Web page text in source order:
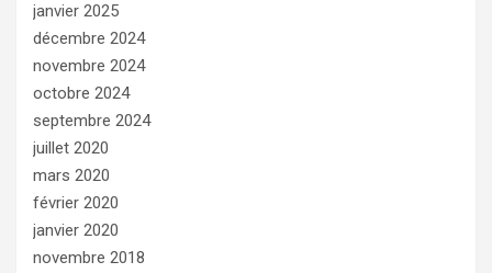
janvier 2025
décembre 2024
novembre 2024
octobre 2024
septembre 2024
juillet 2020
mars 2020
février 2020
janvier 2020
novembre 2018